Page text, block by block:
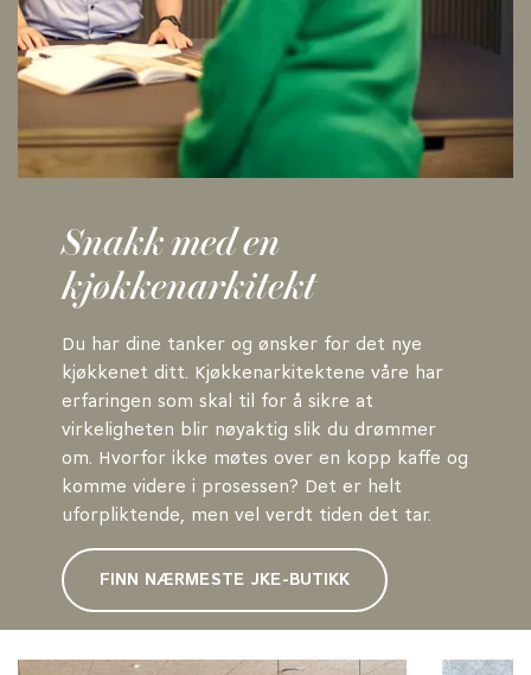
Snakk med en
kjøkkenarkitekt
Du har dine tanker og ønsker for det nye
kjøkkenet ditt. Kjøkkenarkitektene våre har
erfaringen som skal til for å sikre at
virkeligheten blir nøyaktig slik du drømmer
om. Hvorfor ikke møtes over en kopp kaffe og
komme videre i prosessen? Det er helt
uforpliktende, men vel verdt tiden det tar.
FINN NÆRMESTE JKE-BUTIKK